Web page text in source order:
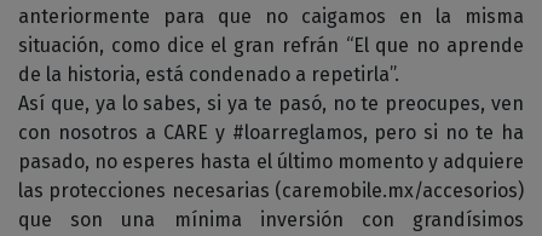
anteriormente para que no caigamos en la misma
situación, como dice el gran refrán “El que no aprende
de la historia, está condenado a repetirla”.
Así que, ya lo sabes, si ya te pasó, no te preocupes, ven
con nosotros a CARE y #loarreglamos, pero si no te ha
pasado, no esperes hasta el último momento y adquiere
las protecciones necesarias (caremobile.mx/accesorios)
que son una mínima inversión con grandísimos